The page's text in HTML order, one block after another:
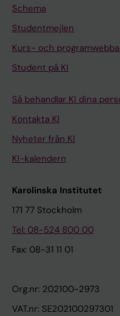
Schema
Studentmejlen
Kurs- och
Student på KI
Så behandlar KI dina
Kontakta KI
Nyheter från KI
KI-kalendern
Karolinska Institutet
171 77 Stockholm
Tel: 08-524 800 00
Fax: 08-31 11 01
Org.nr: 202100-2973
VAT.nr: SE202100297301